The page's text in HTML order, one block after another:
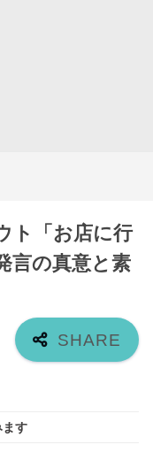
ト「お店に行
言の真意と素
ます